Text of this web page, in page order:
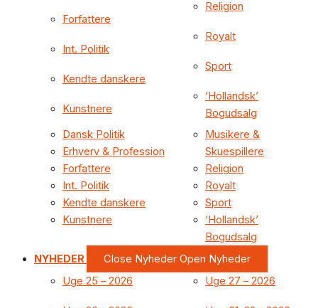
Forfattere
Int. Politik
Kendte danskere
Kunstnere
Religion
Royalt
Sport
‘Hollandsk’
Bogudsalg
Dansk Politik
Erhverv & Profession
Forfattere
Int. Politik
Kendte danskere
Kunstnere
Musikere &
Skuespillere
Religion
Royalt
Sport
‘Hollandsk’
Bogudsalg
NYHEDER
Close Nyheder Open Nyheder
Uge 25 – 2026
Uge 27 – 2026